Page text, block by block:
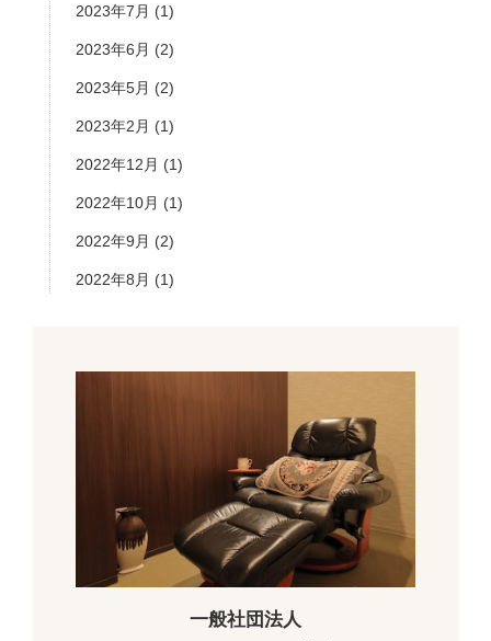
2023年7月 (1)
2023年6月 (2)
2023年5月 (2)
2023年2月 (1)
2022年12月 (1)
2022年10月 (1)
2022年9月 (2)
2022年8月 (1)
一般社団法人